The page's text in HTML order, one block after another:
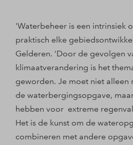
'Waterbeheer is een intrinsiek
praktisch elke
Gelderen. ‘Door de gevolgen
klimaatverandering is het
geworden. Je moet niet alleen
de waterbergingsopgave,
hebben voor extreme
Het is de kunst om de
combineren met andere